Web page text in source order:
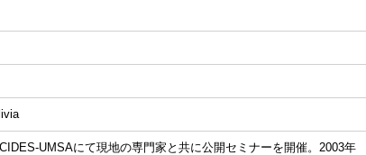
UMSAにて現地の専門家と共に公開セミナーを開催。2003年